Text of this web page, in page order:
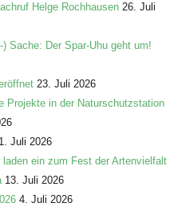
Helge Rochhausen 26. Juli
) Sache: Der Spar-Uhu geht um!
23. Juli 2026
Projekte in der Naturschutzstation
Juli 2026
ein zum Fest der Artenvielfalt
13. Juli 2026
4. Juli 2026